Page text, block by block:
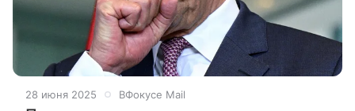
28 июня 2025 ВФокусе Mail